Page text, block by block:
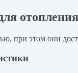
отопления
при этом они